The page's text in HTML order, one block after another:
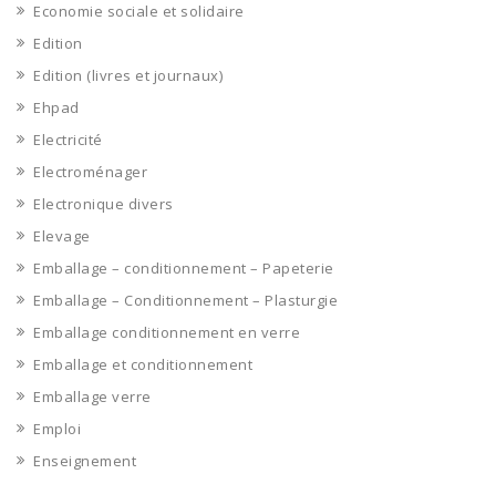
Economie sociale et solidaire
Edition
Edition (livres et journaux)
Ehpad
Electricité
Electroménager
Electronique divers
Elevage
Emballage – conditionnement – Papeterie
Emballage – Conditionnement – Plasturgie
Emballage conditionnement en verre
Emballage et conditionnement
Emballage verre
Emploi
Enseignement